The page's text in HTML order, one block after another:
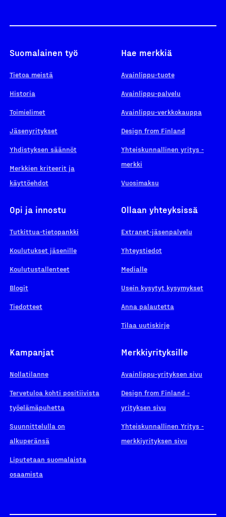
Suomalainen työ
Tietoa meistä
Historia
Toimielimet
Jäsenyritykset
Yhdistyksen säännöt
Merkkien kriteerit ja
käyttöehdot
Hae merkkiä
Avainlippu-tuote
Avainlippu-palvelu
Avainlippu-verkkokauppa
Design from Finland
Yhteiskunnallinen yritys -
merkki
Vuosimaksu
Opi ja innostu
Tutkittua-tietopankki
Koulutukset jäsenille
Koulutustallenteet
Blogit
Tiedotteet
Ollaan yhteyksissä
Extranet-jäsenpalvelu
Yhteystiedot
Medialle
Usein kysytyt kysymykset
Anna palautetta
Tilaa uutiskirje
Kampanjat
Nollatilanne
Tervetuloa kohti positiivista
työelämäpuhetta
Suunnittelulla on
alkuperänsä
Liputetaan suomalaista
osaamista
Merkkiyrityksille
Avainlippu-yrityksen sivu
Design from Finland -
yrityksen sivu
Yhteiskunnallinen Yritys -
merkkiyrityksen sivu